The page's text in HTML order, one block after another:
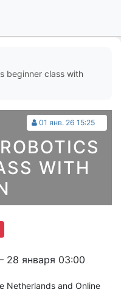
beginner class with
01 янв. 26 15:25
WITH
28 января 03:00
Netherlands and Online